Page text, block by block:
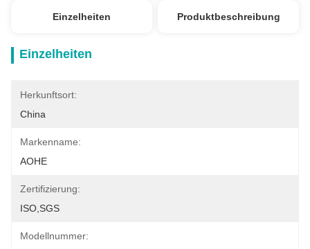
Einzelheiten Produktbeschreibung
Einzelheiten
Herkunftsort:
China
Markenname:
AOHE
Zertifizierung:
ISO,SGS
Modellnummer: